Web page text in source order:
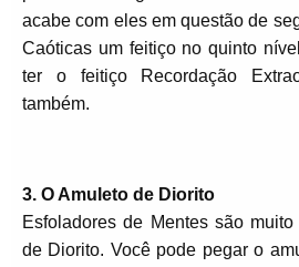
acabe com eles em questão de
Caóticas um feitiço no quinto
ter o feitiço Recordação
também.
3. O Amuleto de Diorito
Esfoladores de Mentes são
de Diorito. Você pode pegar o